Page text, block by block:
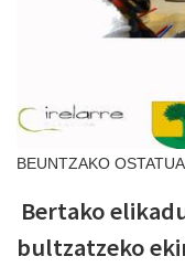
BEUNTZAKO OSTATUA,
Bertako
bultzatzeko